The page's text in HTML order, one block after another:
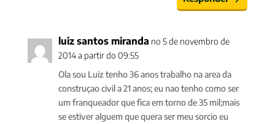
luiz santos miranda no 5 de novembro de
2014 a partir do 09:55
Ola sou Luiz tenho 36 anos trabalho na area da
construçao civil a 21 anos; eu nao tenho como ser
um franqueador que fica em torno de 35 mil;mais
se estiver alguem que quera ser meu sorcio eu